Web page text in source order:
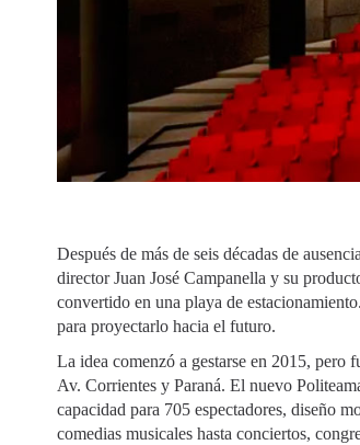
Después de más de seis décadas de
director Juan José Campanella y su
convertido en una playa de
para proyectarlo hacia el futuro.
La idea comenzó a gestarse en 2015, pero
Av. Corrientes y Paraná. El nuevo
capacidad para 705 espectadores, diseño
comedias musicales hasta conciertos,